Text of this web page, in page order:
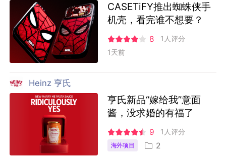
CASETiFY推出蜘蛛侠手
机壳，看完谁不想要？
8
1人评分
1天前
Heinz 亨氏
亨氏新品“嫁给我”意面
酱，没求婚的有福了
9 1人评分
海外项目 2